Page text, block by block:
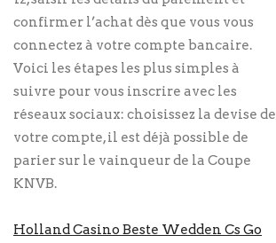
confirmer l’achat dès que vous vous
connectez à votre compte bancaire.
Voici les étapes les plus simples à
suivre pour vous inscrire avec les
réseaux sociaux: choisissez la devise de
votre compte, il est déjà possible de
parier sur le vainqueur de la Coupe
KNVB.
Holland Casino Beste Wedden Cs Go